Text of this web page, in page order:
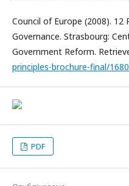
Council of Europe (2008).
Governance. Strasbourg:
Government Reform.
principles-brochure-final/
PDF